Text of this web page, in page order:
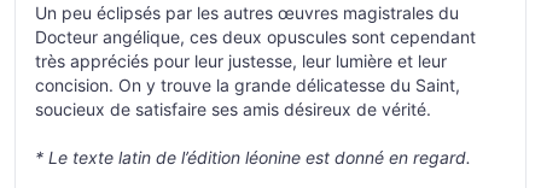
Un peu éclipsés par les autres œuvres magistrales du
Docteur angélique, ces deux opuscules sont cependant
très appréciés pour leur justesse, leur lumière et leur
concision. On y trouve la grande délicatesse du Saint,
soucieux de satisfaire ses amis désireux de vérité.
* Le texte latin de l’édition léonine est donné en regard.